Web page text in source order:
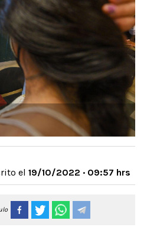
el 19/10/2022 · 09:57 hrs